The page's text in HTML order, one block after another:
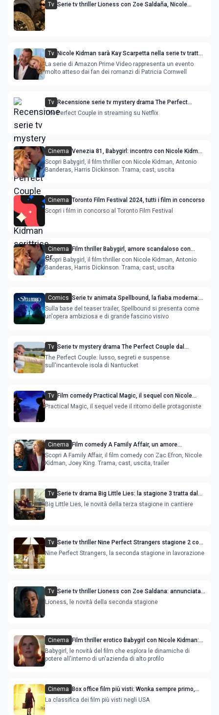
Tv Serie tv thriller Lioness con Zoe Saldaña, Nicole
Tv Nicole Kidman sarà Kay Scarpetta nella serie tv tratta
da romanzi thriller di Patricia Cornwell
La serie di Amazon Prime Video rappresenta un evento
molto atteso dai fan dei romanzi di Patricia Cornwell
Tv Recensione serie tv mystery drama The Perfect
Couple con Nicole Kidman scrittrice bestseller
The Perfect Couple in streaming su Netflix
Cinema Venezia 81, Babygirl: incontro con Nicole Kidman
e Antonio Banderas e il cast del film
Scopri Babygirl, il film thriller con Nicole Kidman, Antonio
Banderas, Harris Dickinson. Trama, cast, uscita
Cinema Toronto Film Festival 2024, tutti i film in concorso
Scopri i film in concorso al Toronto Film Festival
Cinema
Film thriller Babygirl, amore scandaloso con
Nicole Kidman e Harris Dickinson
Scopri Babygirl, il film thriller con Nicole Kidman, Antonio
Banderas, Harris Dickinson. Trama, cast, uscita
Comics Serie tv animata Spellbound, la fiaba moderna:
Nicole Kidman e Javier Bardem nel cast originale
Sulla base del teaser trailer, Spellbound si presenta come
un'opera ambiziosa e di grande fascino visivo
Tv Serie tv mystery drama The Perfect Couple dal
bestseller di Elin Hilderbrand con Nicole Kidman
The Perfect Couple: lusso, segreti e suspense
sull'incantevole isola di Nantucket
Tv Film comedy Practical Magic, il sequel con Nicole
Kidman e Sandra Bullock
Practical Magic, il sequel vede il ritorno delle protagoniste
Cinema
Film comedy A Family Affair, un amore
complicato con Zac Efron e Nicole Kidman
Scopri A Family Affair, il film comedy con Zac Efron, Nicole
Kidman, Joey King. Trama, cast, uscita, trailer
Tv Serie tv drama Big Little Lies: la stagione 3 tratta dal
nuovo libro di Liane Moriarty
Big Little Lies, le novità della terza stagione in cantiere
Tv Serie tv thriller Nine Perfect Strangers stagione 2 con
Nicole Kidman
Nine Perfect Strangers, la seconda stagione in lavorazione
Tv Serie tv thriller Lioness con Zoe Saldana: annunciata
la stagione 2
Lioness, le novità della seconda stagione
Cinema
Film thriller erotico Babygirl con Nicole Kidman:
anticipazioni di trama e cast
Babygirl, le novità del film che esplora le dinamiche di
potere all'interno di un'azienda di alto profilo
Cinema
Box office film più visti: Wonka sempre primo,
The Teachers' Lounge è la novità
La classifica dei film più visti negli USA